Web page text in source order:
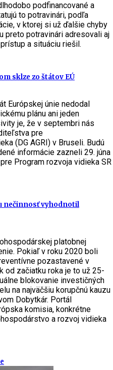
podfinancované a
to potravinári, podľa
v ktorej si už ďalšie chyby
preto potravinári adresovali aj
a situáciu riešil.
sklze zo štátov EÚ
Európskej únie nedodal
plánu ani jeden
je, že v septembri nás
pre
(DG AGRI) v Bruseli. Budú
informácie zazneli 29. júna
Program rozvoja vidieka SR
nečinnosť vyhodnotil
platobnej
Pokiaľ v roku 2020 boli
pozastavené v
od začiatku roka je to už 25-
blokovanie investičných
na najväčšiu korupčnú kauzu
Dobytkár. Portál
komisia, konkrétne
a rozvoj vidieka